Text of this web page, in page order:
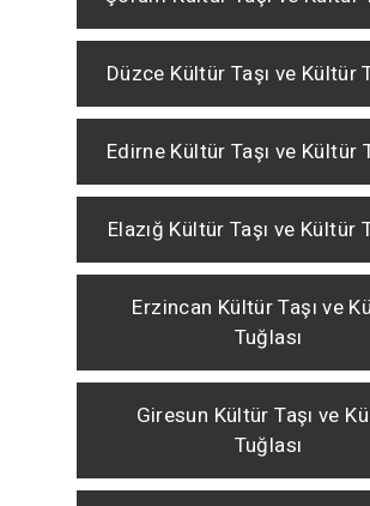
Düzce Kültür Taşı ve Kültür
Edirne Kültür Taşı ve Kültür
Elazığ Kültür Taşı ve Kültür
Erzincan Kültür Taşı ve
Tuğlası
Giresun Kültür Taşı ve
Tuğlası